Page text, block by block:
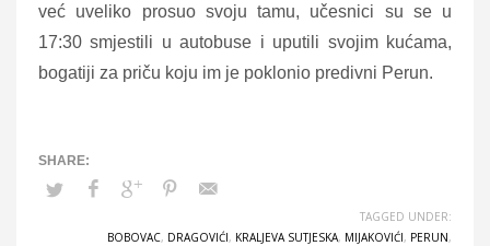
već uveliko prosuo svoju tamu, učesnici su se u
17:30 smjestili u autobuse i uputili svojim kućama,
bogatiji za priču koju im je poklonio predivni Perun.
TAGGED UNDER:
BOBOVAC, DRAGOVIĆI, KRALJEVA SUTJESKA, MIJAKOVIĆI, PERUN,